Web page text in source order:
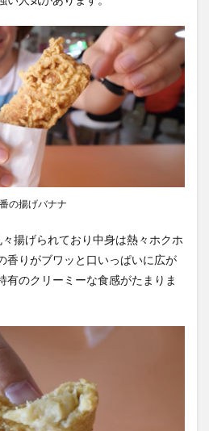
の揚げバナナ
揚げられており中身は熱々ホクホ
香りがブワッと口いっぱいに広が
有のクリーミーな食感がたまりま